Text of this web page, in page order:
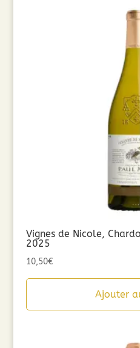
Vignes de Nicole,
2025
10,50€
Ajouter